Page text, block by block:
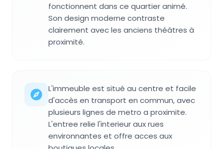
fonctionnent dans ce quartier animé.
Son design moderne contraste
clairement avec les anciens théâtres à
proximité.
L'immeuble est situé au centre et facile
d'accès en transport en commun, avec
plusieurs lignes de metro a proximite.
L'entree relie l'interieur aux rues
environnantes et offre acces aux